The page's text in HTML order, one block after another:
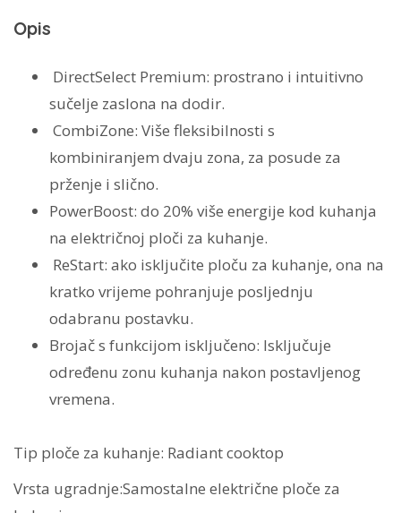
cm
ugradnja
okvirom
PKM875DP1D
količina
Opis
DirectSelect Premium: prostrano i intuitivno
sučelje zaslona na dodir.
CombiZone: Više fleksibilnosti s
kombiniranjem dvaju zona, za posude za
prženje i slično.
PowerBoost: do 20% više energije kod kuhanja
na električnoj ploči za kuhanje.
ReStart: ako isključite ploču za kuhanje, ona na
kratko vrijeme pohranjuje posljednju
odabranu postavku.
Brojač s funkcijom isključeno: Isključuje
određenu zonu kuhanja nakon postavljenog
vremena.
Tip ploče za kuhanje: Radiant cooktop
Vrsta ugradnje:Samostalne električne ploče za